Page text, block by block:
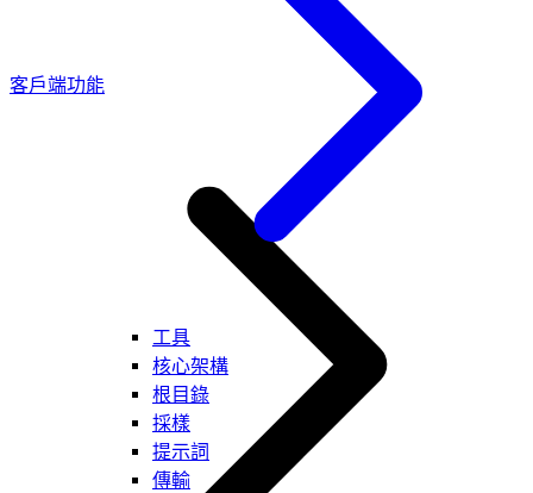
工具
核心架構
根目錄
採樣
提示詞
傳輸
客戶端功能